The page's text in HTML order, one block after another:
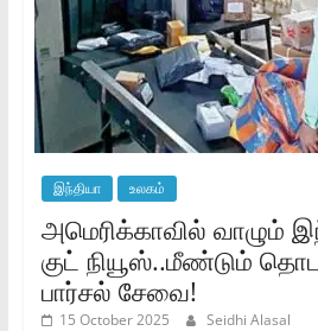
இந்தியா உலகம்
அமெரிக்காவில் வாழும்
குட் நியூஸ்..மீண்டும்
பார்சல் சேவை!
15 October 2025 Seidhi Alasal